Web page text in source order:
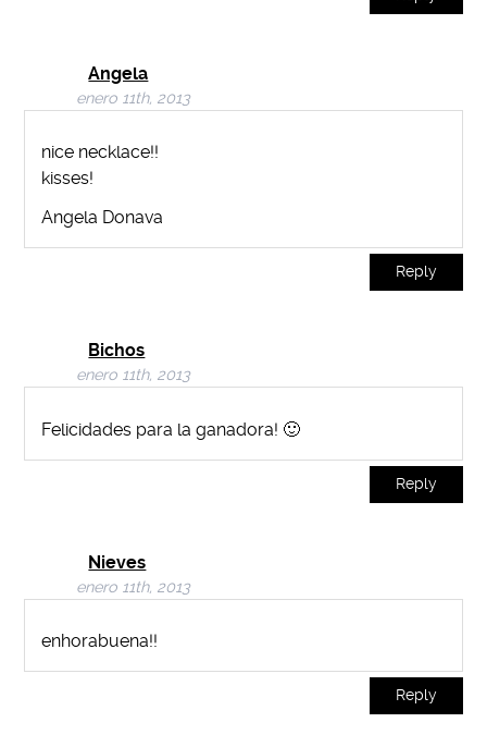
Angela
enero 11th, 2013
nice necklace!!
kisses!
Angela Donava
Reply
Bichos
enero 11th, 2013
Felicidades para la ganadora! 🙂
Reply
Nieves
enero 11th, 2013
enhorabuena!!
Reply